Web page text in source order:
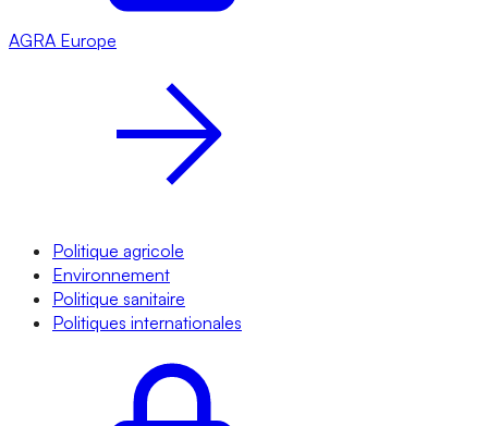
AGRA Europe
Politique agricole
Environnement
Politique sanitaire
Politiques internationales